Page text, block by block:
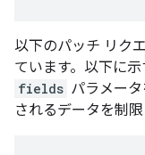
以下のパッチ リク
ています。以下に
fields パラメー
されるデータを制限